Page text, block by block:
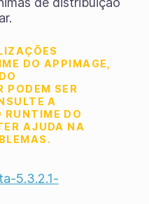
DO APPIMAGE,
PODEM SER
A
RUNTIME DO
AJUDA NA
5.3.2.1-